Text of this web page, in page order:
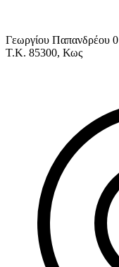
Γεωργίου Παπανδρέου 0
Τ.Κ. 85300, Κως